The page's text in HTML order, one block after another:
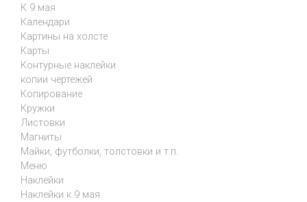
К 9 мая
Календари
Картины на холсте
Карты
Контурные наклейки
копии чертежей
Копирование
Кружки
Листовки
Магниты
Майки, футболки, толстовки и т.п.
Меню
Наклейки
Наклейки к 9 мая